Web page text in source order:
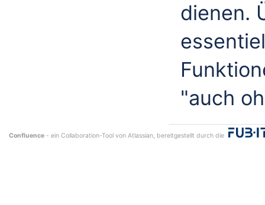
dienen.
"auch
Confluence - ein Collaboration-Tool von Atlassian, bereitgestellt durch die